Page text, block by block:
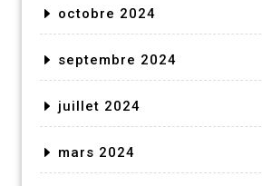
octobre 2024
septembre 2024
juillet 2024
mars 2024